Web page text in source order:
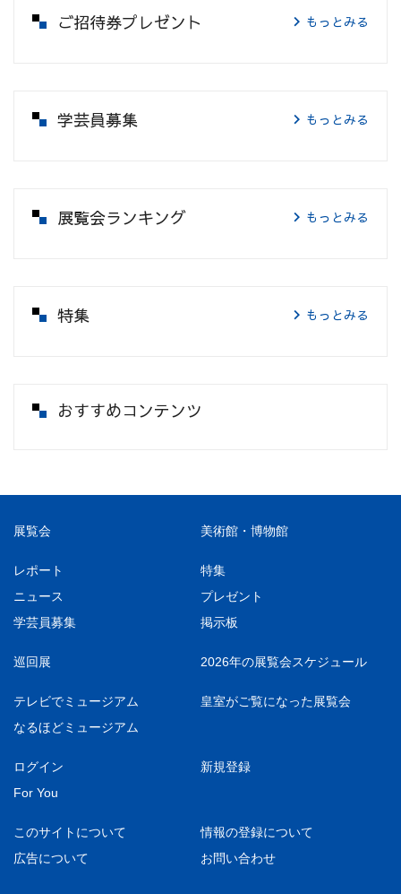
ご招待券プレゼント もっとみる
学芸員募集 もっとみる
展覧会ランキング もっとみる
特集 もっとみる
おすすめコンテンツ
展覧会 美術館・博物館
レポート
特集
ニュース
プレゼント
学芸員募集
掲示板
巡回展 2026年の展覧会スケジュール
テレビでミュージアム
皇室がご覧になった展覧会
なるほどミュージアム
ログイン
新規登録
For You
このサイトについて
情報の登録について
広告について
お問い合わせ